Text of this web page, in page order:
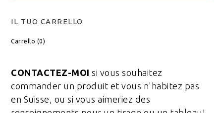
IL TUO CARRELLO
Carrello (0)
CONTACTEZ-MOI si vous souhaitez
commander un produit et vous n'habitez pas
en Suisse, ou si vous aimeriez des